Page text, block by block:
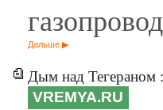
Дальше
Дым над Тегераном
VREMYA.RU